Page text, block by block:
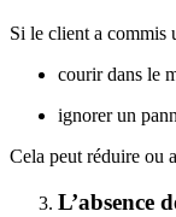
Si le client a commis
courir dans le
ignorer un
Cela peut réduire ou
L’absence